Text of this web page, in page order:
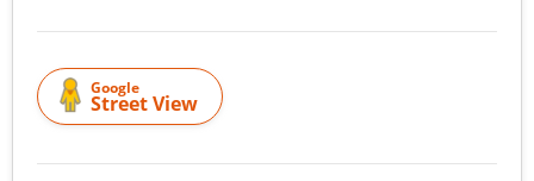
Google
Street View